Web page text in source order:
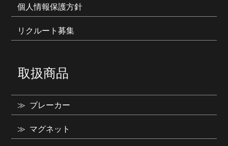
個人情報保護方針
リクルート募集
取扱商品
ブレーカー
マグネット